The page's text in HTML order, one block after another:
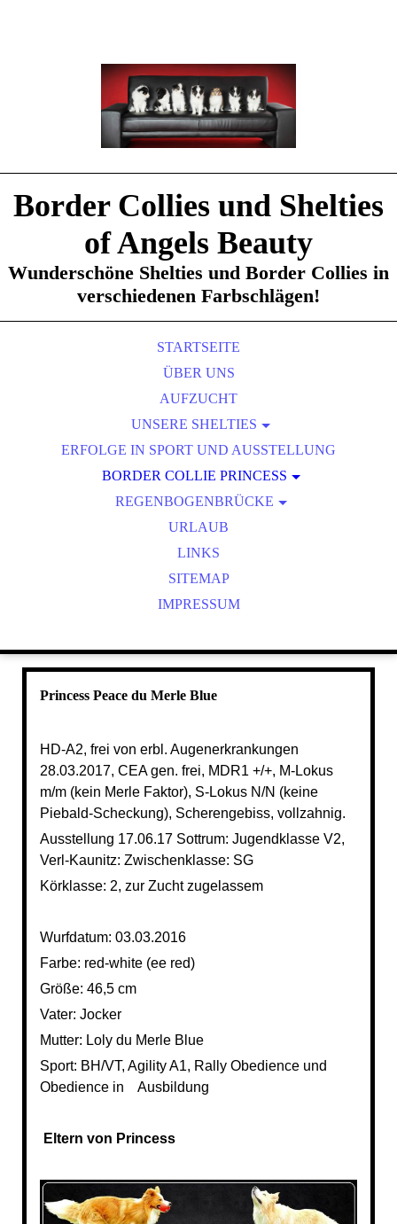
Border Collies und Shelties
of Angels Beauty
Wunderschöne Shelties und Border Collies in
verschiedenen Farbschlägen!
STARTSEITE
ÜBER UNS
AUFZUCHT
UNSERE SHELTIES
NACHWUCHS
SENIORINNEN
WURFPLANUNG
AKTUELLER WURF
M-WURF
N-WURF
O-WURF
Q-WURF
ERFOLGE IN SPORT UND AUSSTELLUNG
BORDER COLLIE PRINCESS
WURFPLANUNG
AKTUELLER WURF
ERFOLGE
REGENBOGENBRÜCKE
ZU FRÜH
URLAUB
LINKS
SITEMAP
IMPRESSUM
Princess Peace du Merle Blue
HD-A2, frei von erbl. Augenerkrankungen
28.03.2017, CEA gen. frei, MDR1 +/+, M-Lokus
m/m (kein Merle Faktor), S-Lokus N/N (keine
Piebald-Scheckung), Scherengebiss, vollzahnig.
Ausstellung 17.06.17 Sottrum: Jugendklasse V2,
Verl-Kaunitz: Zwischenklasse: SG
Körklasse: 2, zur Zucht zugelassem
Wurfdatum: 03.03.2016
Farbe: red-white (ee red)
Größe: 46,5 cm
Vater: Jocker
Mutter: Loly du Merle Blue
Sport: BH/VT, Agility A1, Rally Obedience und
Obedience in Ausbildung
Eltern von Princess